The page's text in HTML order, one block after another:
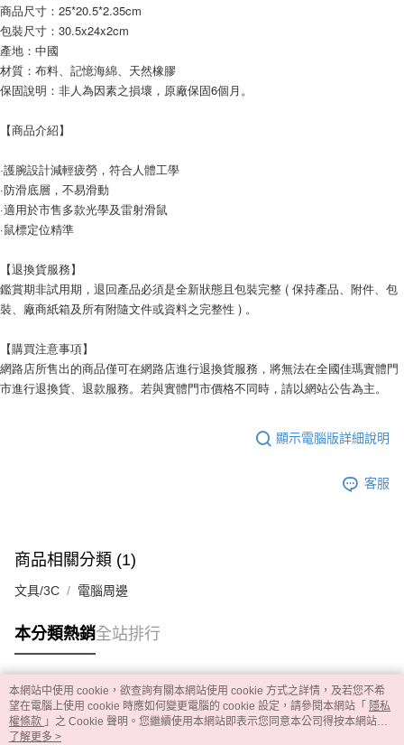
商品尺寸：25*20.5*2.35cm
包裝尺寸：30.5x24x2cm
產地：中國
材質：布料、記憶海綿、天然橡膠
保固說明：非人為因素之損壞，原廠保固6個月。
【商品介紹】
·護腕設計減輕疲勞，符合人體工學
·防滑底層，不易滑動
·適用於市售多款光學及雷射滑鼠
·鼠標定位精準
【退換貨服務】
鑑賞期非試用期，退回產品必須是全新狀態且包裝完整 ( 保持產品、附件、包
裝、廠商紙箱及所有附隨文件或資料之完整性 ) 。
【購買注意事項】
網路店所售出的商品僅可在網路店進行退換貨服務，將無法在全國佳瑪實體門
市進行退換貨、退款服務。若與實體門市價格不同時，請以網站公告為主。
顯示電腦版詳細說明
客服
商品相關分類 (1)
文具/3C 電腦周邊
本分類熱銷全站排行
熱門標籤
本網站中使用 cookie，欲查詢有關本網站使用 cookie 方式之詳情，及若您不希
望在電腦上使用 cookie 時應如何變更電腦的 cookie 設定，請參閱本網站「 隱私
權條款 」之 Cookie 聲明。您繼續使用本網站即表示您同意本公司得按本網站使
用條款之 Cookie 聲明使用 cookie。
了解更多 >